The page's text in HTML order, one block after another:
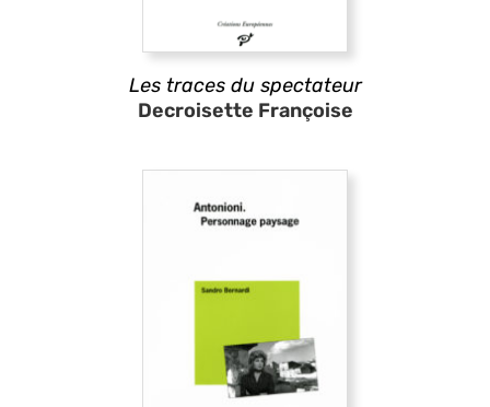
Les traces du spectateur
Decroisette Françoise